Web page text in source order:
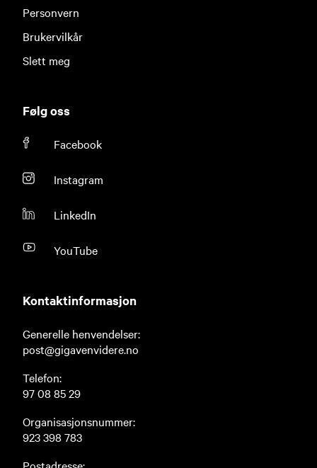
Personvern
Brukervilkår
Slett meg
Følg oss
Facebook
Instagram
LinkedIn
YouTube
Kontaktinformasjon
Generelle henvendelser:
post@gigavenvidere.no
Telefon:
97 08 85 29
Organisasjonsnummer:
923 398 783
Postadresse: